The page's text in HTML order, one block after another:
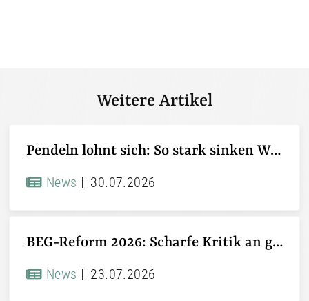
Weitere Artikel
Pendeln lohnt sich: So stark sinken Wohnungspreise im Umland
News 30.07.2026
BEG-Reform 2026: Scharfe Kritik an gekürzten Sanierungsförderungen
News 23.07.2026